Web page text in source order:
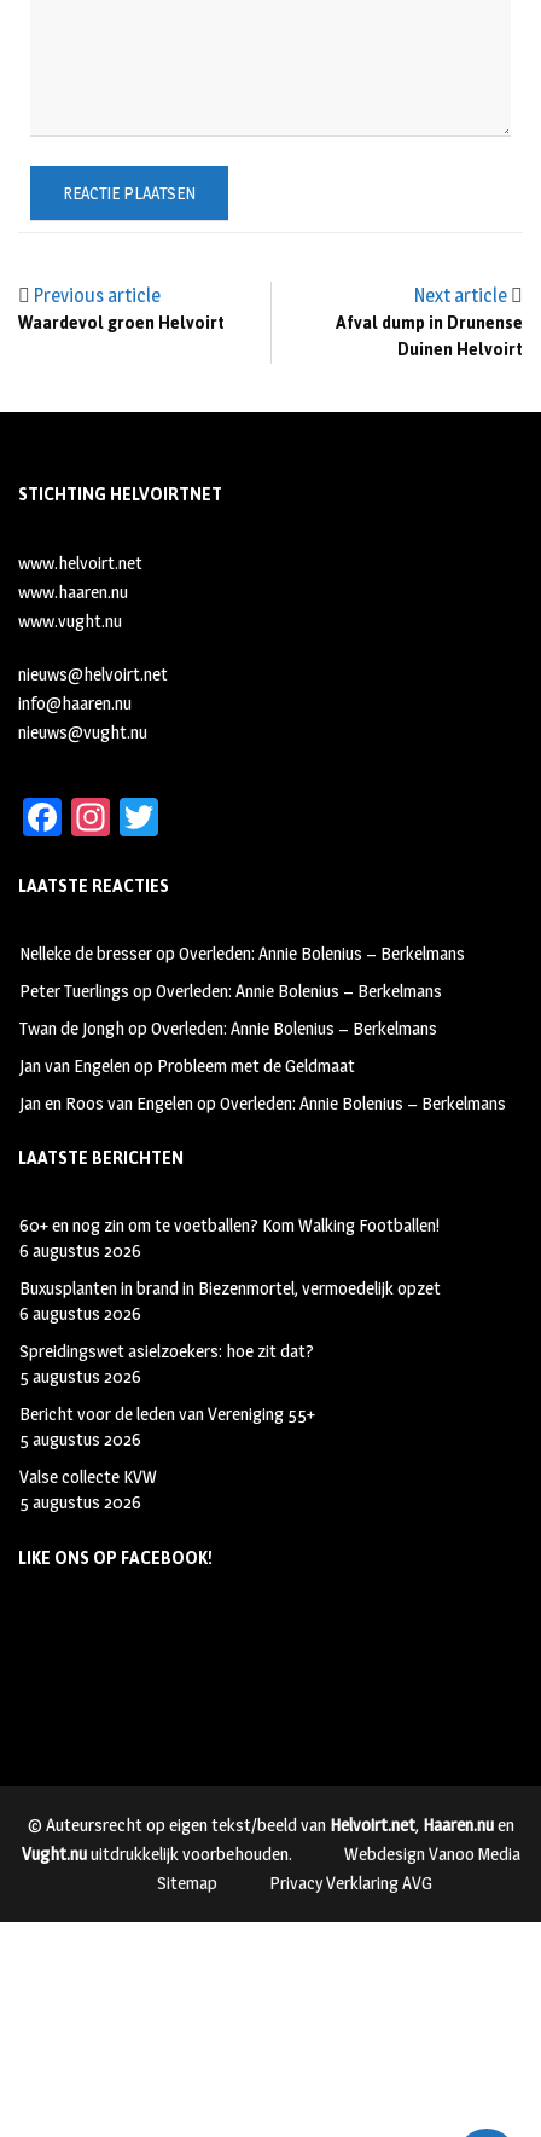
Previous article
Waardevol groen Helvoirt
Next article
Afval dump in Drunense
Duinen Helvoirt
STICHTING HELVOIRTNET
www.helvoirt.net
www.haaren.nu
www.vught.nu
nieuws@helvoirt.net
info@haaren.nu
nieuws@vught.nu
Fa
b
oo
k
In
ag
m
tt
LAATSTE REACTIES
Nelleke de bresseropOverleden: Annie Bolenius – Berkelmans
Peter Tuerlings opOverleden: Annie Bolenius – Berkelmans
Twan de JonghopOverleden: Annie Bolenius – Berkelmans
Jan van Engelenop Probleem met de Geldmaat
Jan en Roos van EngelenopOverleden: Annie Bolenius – Berkelmans
LAATSTE BERICHTEN
60+ en nog zin om te voetballen? Kom Walking Footballen!
6 augustus 2026
Buxusplanten in brand in Biezenmortel, vermoedelijk opzet
6 augustus 2026
Spreidingswet asielzoekers: hoe zit dat?
5 augustus 2026
Bericht voor de leden van Vereniging 55+
5 augustus 2026
Valse collecte KVW
5 augustus 2026
LIKE ONS OP FACEBOOK!
© Auteursrecht op eigen tekst/beeld van Helvoirt.net, Haaren.nuen
Vught.nuuitdrukkelijk voorbehouden.
Webdesign Vanoo Media
Sitemap
Privacy Verklaring AVG